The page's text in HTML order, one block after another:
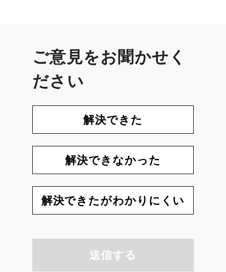
ご意見をお聞かせく
ださい
解決できた
解決できなかった
解決できたがわかりにくい
送信する